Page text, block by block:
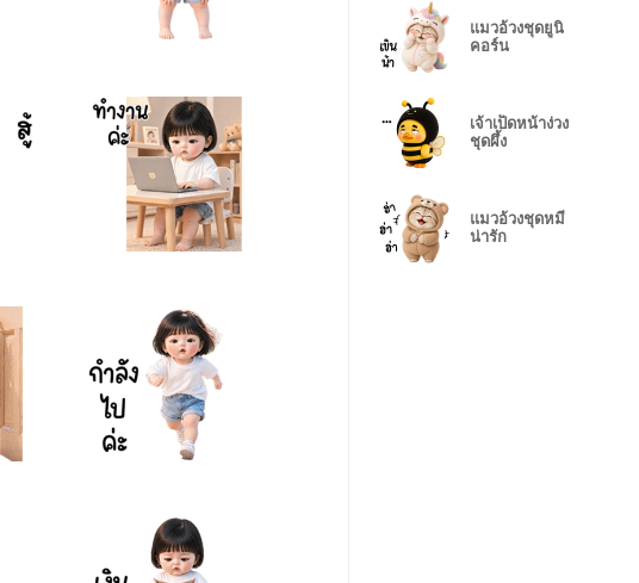
แมวอ้วงชุดยูนิ
คอร์น
เจ้าเป็ดหน้าง่วง
ชุดผึ้ง
แมวอ้วงชุดหมี
น่ารัก